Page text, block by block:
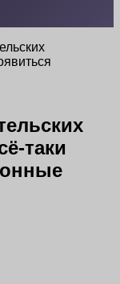
таки